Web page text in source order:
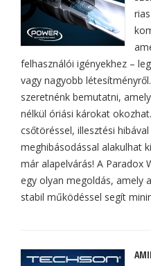
felhasználói igényekhez –
vagy nagyobb
szeretnénk bemutatni,
nélkül óriási károkat
csőtöréssel, illesztési
meghibásodással alakulhat
már alapelvárás! A Paradox
egy olyan megoldás, amely
stabil működéssel segít